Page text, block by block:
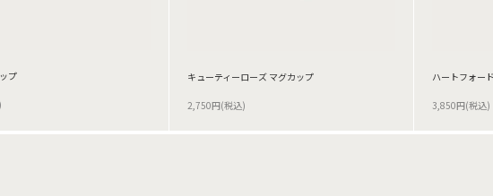
プ キューティーローズ マグカップ
2,750円(税込)
ハートフォー
3,850円(税込)